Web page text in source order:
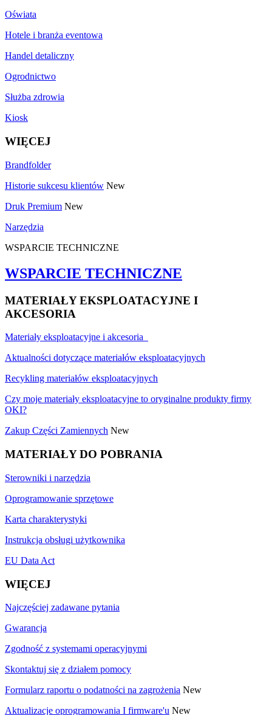
Oświata
Hotele i branża eventowa
Handel detaliczny
Ogrodnictwo
Służba zdrowia
Kiosk
WIĘCEJ
Brandfolder
Historie sukcesu klientów New
Druk Premium New
Narzędzia
WSPARCIE TECHNICZNE
WSPARCIE TECHNICZNE
MATERIAŁY EKSPLOATACYJNE I
AKCESORIA
Materiały eksploatacyjne i akcesoria
Aktualności dotyczące materiałów eksploatacyjnych
Recykling materiałów eksploatacyjnych
Czy moje materiały eksploatacyjne to oryginalne produkty firmy
OKI?
Zakup Części Zamiennych New
MATERIAŁY DO POBRANIA
Sterowniki i narzędzia
Oprogramowanie sprzętowe
Karta charakterystyki
Instrukcja obsługi użytkownika
EU Data Act
WIĘCEJ
Najczęściej zadawane pytania
Gwarancja
Zgodność z systemami operacyjnymi
Skontaktuj się z działem pomocy
Formularz raportu o podatności na zagrożenia New
Aktualizacje oprogramowania I firmware'u New